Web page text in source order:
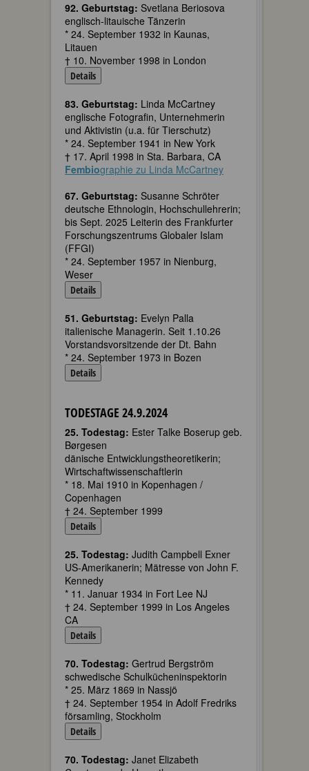
92. Geburtstag: Svetlana Beriosova
englisch-litauische Tänzerin
* 24. September 1932 in Kaunas,
Litauen
† 10. November 1998 in London
Details
83. Geburtstag: Linda McCartney
englische Fotografin, Unternehmerin
und Aktivistin (u.a. für Tierschutz)
* 24. September 1941 in New York
† 17. April 1998 in Sta. Barbara, CA
Fembiographie zu Linda McCartney
67. Geburtstag: Susanne Schröter
deutsche Ethnologin, Hochschullehrerin;
bis Sept. 2025 Leiterin des Frankfurter
Forschungszentrums Globaler Islam
(FFGI)
* 24. September 1957 in Nienburg,
Weser
Details
51. Geburtstag: Evelyn Palla
italienische Managerin. Seit 1.10.26
Vorstandsvorsitzende der Dt. Bahn
* 24. September 1973 in Bozen
Details
TODESTAGE 24.9.2024
25. Todestag: Ester Talke Boserup geb.
Børgesen
dänische Entwicklungstheoretikerin;
Wirtschaftwissenschaftlerin
* 18. Mai 1910 in Kopenhagen /
Copenhagen
† 24. September 1999
Details
25. Todestag: Judith Campbell Exner
US-Amerikanerin; Mätresse von John F.
Kennedy
* 11. Januar 1934 in Fort Lee NJ
† 24. September 1999 in Los Angeles
CA
Details
70. Todestag: Gertrud Bergström
schwedische Schulkücheninspektorin
* 25. März 1869 in Nassjö
† 24. September 1954 in Adolf Fredriks
församling, Stockholm
Details
70. Todestag: Janet Elizabeth